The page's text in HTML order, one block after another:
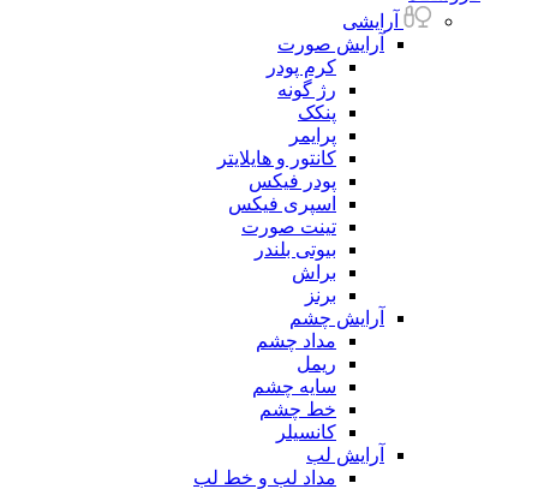
آرایشی
آرایش صورت
کرم پودر
رژ گونه
پنکک
پرایمر
کانتور و هایلایتر
پودر فیکس
اسپری فیکس
تینت صورت
بیوتی بلندر
براش
برنز
آرایش چشم
مداد چشم
ریمل
سایه چشم
خط چشم
کانسیلر
آرایش لب
مداد لب و خط لب